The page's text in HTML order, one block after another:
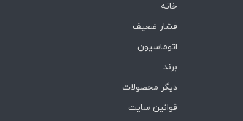
خانه
فشار ضعیف
اتوماسیون
برند
دیگر محصولات
قوانین سایت